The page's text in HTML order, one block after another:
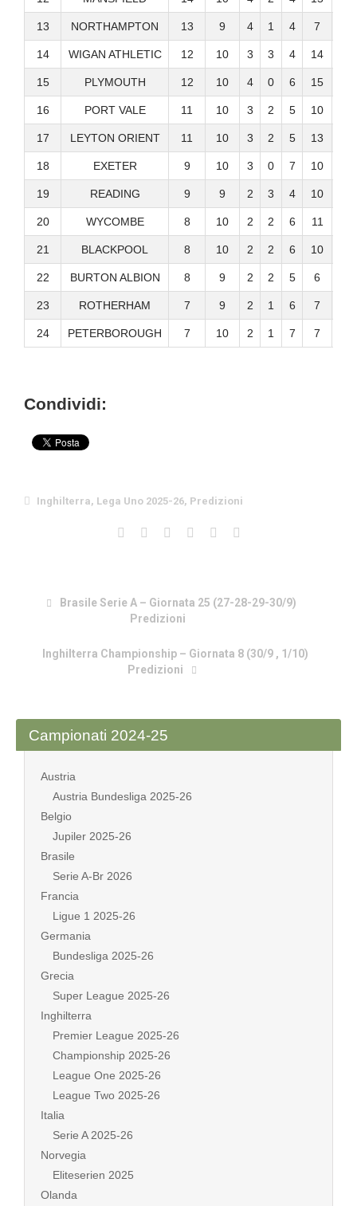
13 NORTHAMPTON 13 9 4 1 4 7
14 WIGAN ATHLETIC 12 10 3 3 4 14
15 PLYMOUTH 12 10 4 0 6 15
16 PORT VALE 11 10 3 2 5 10
17 LEYTON ORIENT 11 10 3 2 5 13
18 EXETER 9 10 3 0 7 10
19 READING 9 9 2 3 4 10
20 WYCOMBE 8 10 2 2 6 11
21 BLACKPOOL 8 10 2 2 6 10
22 BURTON ALBION 8 9 2 2 5 6
23 ROTHERHAM 7 9 2 1 6 7
24 PETERBOROUGH 7 10 2 1 7 7
Condividi:
Inghilterra, Lega Uno 2025-26, Predizioni
Brasile Serie A – Giornata 25 (27-28-29-30/9)
Predizioni
Inghilterra Championship – Giornata 8 (30/9 , 1/10)
Predizioni
Campionati 2024-25
Austria
Austria Bundesliga 2025-26
Belgio
Jupiler 2025-26
Brasile
Serie A-Br 2026
Francia
Ligue 1 2025-26
Germania
Bundesliga 2025-26
Grecia
Super League 2025-26
Inghilterra
Premier League 2025-26
Championship 2025-26
League One 2025-26
League Two 2025-26
Italia
Serie A 2025-26
Norvegia
Eliteserien 2025
Olanda